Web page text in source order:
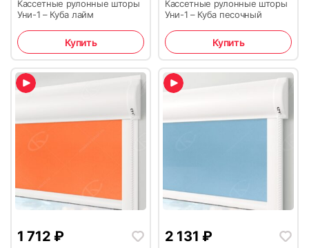
Кассетные рулонные шторы
Уни-1 – Куба лайм
Купить
Кассетные рулонные шторы
Уни-1 – Куба песочный
Купить
1 712 ₽ 2 131 ₽